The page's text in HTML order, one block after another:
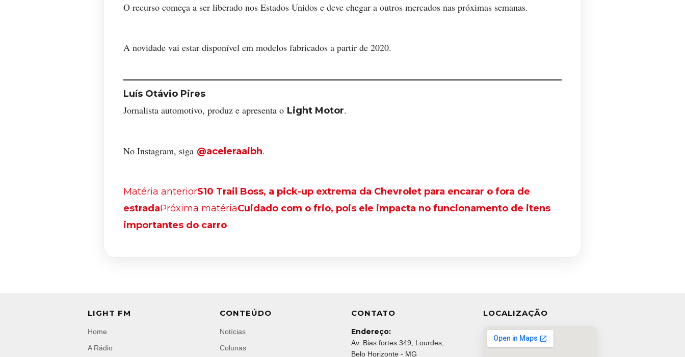
O recurso começa a ser liberado nos Estados Unidos e deve chegar a outros mercados nas próximas semanas.
A novidade vai estar disponível em modelos fabricados a partir de 2020.
Luís Otávio Pires
Jornalista automotivo, produz e apresenta o Light Motor.
No Instagram, siga @aceleraaibh.
Matéria anteriorS10 Trail Boss, a pick-up extrema da Chevrolet para encarar o fora de
estradaPróxima matériaCuidado com o frio, pois ele impacta no funcionamento de itens
importantes do carro
LIGHT FM
Home
A Rádio
CONTEÚDO
Notícias
Colunas
CONTATO
Endereço:
Av. Bias fortes 349, Lourdes,
Belo Horizonte - MG
LOCALIZAÇÃO